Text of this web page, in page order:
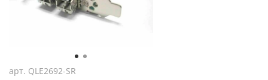
арт. QLE2692-SR